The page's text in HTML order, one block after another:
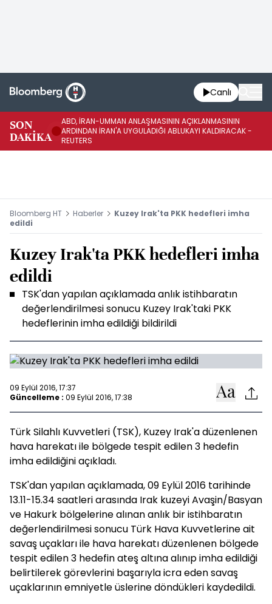
Canlı
SON
DAKİKA
ABD, İRAN-UMMAN ANLAŞMASININ AÇIKLANMASININ
ARDINDAN İRAN'A UYGULADIĞI ABLUKAYI KALDIRACAK -
REUTERS
Bloomberg HT Haberler
Kuzey Irak'ta PKK hedefleri imha
edildi
Kuzey Irak'ta PKK hedefleri imha
edildi
TSK'dan yapılan açıklamada anlık istihbaratın
değerlendirilmesi sonucu Kuzey Irak'taki PKK
hedeflerinin imha edildiği bildirildi
09 Eylül 2016, 17:37
Güncelleme : 09 Eylül 2016, 17:38
Türk Silahlı Kuvvetleri (TSK), Kuzey Irak'a düzenlenen
hava harekatı ile bölgede tespit edilen 3 hedefin
imha edildiğini açıkladı.
TSK'dan yapılan açıklamada, 09 Eylül 2016 tarihinde
13.11-15.34 saatleri arasında Irak kuzeyi Avaşin/Basyan
ve Hakurk bölgelerine alınan anlık bir istihbaratın
değerlendirilmesi sonucu Türk Hava Kuvvetlerine ait
savaş uçakları ile hava harekatı düzenlenen bölgede
tespit edilen 3 hedefin ateş altına alınıp imha edildiği
belirtilerek görevlerini başarıyla icra eden savaş
uçaklarının emniyetle üslerine döndükleri kaydedildi.